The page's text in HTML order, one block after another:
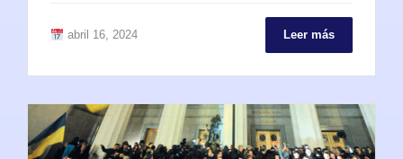
abril 16, 2024 Leer más